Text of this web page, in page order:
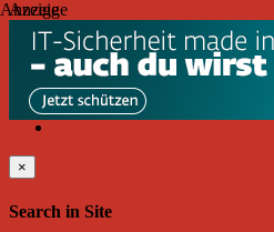
Freitag, August 07, 2026
Friend on Facebook
Search
×
Search in Site
Anzeige
Anzeige